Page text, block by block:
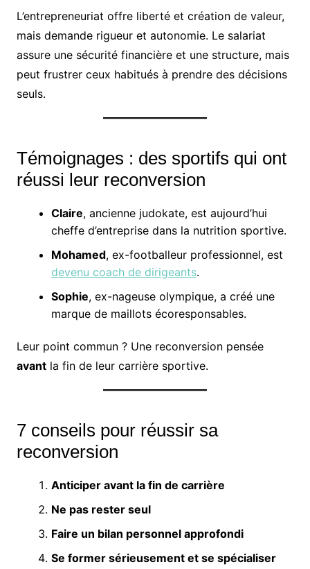
L’entrepreneuriat offre liberté et création de valeur,
mais demande rigueur et autonomie. Le salariat
assure une sécurité financière et une structure, mais
peut frustrer ceux habitués à prendre des décisions
seuls.
Témoignages : des sportifs qui ont
réussi leur reconversion
Claire, ancienne judokate, est aujourd’hui
cheffe d’entreprise dans la nutrition sportive.
Mohamed, ex-footballeur professionnel, est
devenu coach de dirigeants.
Sophie, ex-nageuse olympique, a créé une
marque de maillots écoresponsables.
Leur point commun ? Une reconversion pensée
avantla fin de leur carrière sportive.
7 conseils pour réussir sa
reconversion
Anticiper avant la fin de carrière
Ne pas rester seul
Faire un bilan personnel approfondi
Se former sérieusement et se spécialiser